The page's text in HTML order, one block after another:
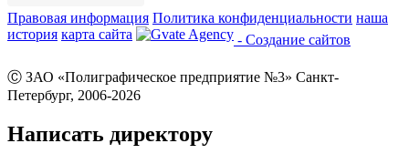
Правовая информация Политика конфиденциальности наша
история карта сайта - Создание сайтов
Ⓒ ЗАО «Полиграфическое предприятие №3» Санкт-
Петербург, 2006-2026
Написать директору